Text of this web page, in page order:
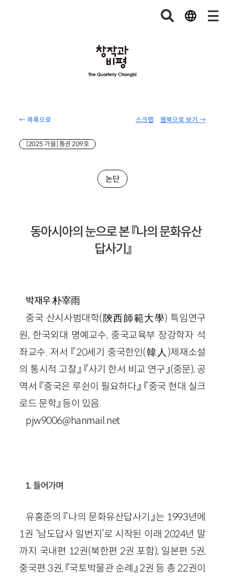
← 목록으로 웹북으로 보기 →
스크랩
[2025 가을] 통권 209호
논단
동아시아의 눈으로 본 『나의 문화유산
답사기』
박재우朴宰雨
중국 산시사범대학(陝西師範大學) 특임연구
원, 한국외대 명예교수, 중국교육부 장강학자 석
좌교수. 저서 『20세기 중국한인(韓人)제재소설
의 통시적 고찰』 『사기 한서 비교 연구』(중문), 공
역서 『중국은 루쉰이 필요하다』 『중국 현대 실크
로드 문학』 등이 있음.
pjw9006@hanmail.net
1. 들어가며
유홍준의 『나의 문화유산답사기』는 1993년에
1권 ‘남도답사 일번지’로 시작된 이래 2024년 말
까지 국내편 12권(북한편 2권 포함), 일본편 5권,
중국편 3권, 『국토박물관 순례』 2권 등 총 22권이